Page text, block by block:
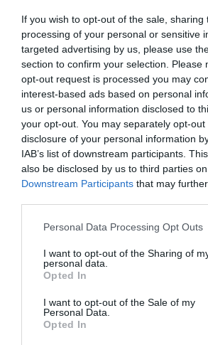
If you wish to opt-out of the sale, sharing
processing of your personal or sensitive
targeted advertising by us, please use
section to confirm your selection. Please
opt-out request is processed you may
interest-based ads based on personal
us or personal information disclosed to
your opt-out. You may separately opt-
disclosure of your personal information
IAB’s list of downstream participants.
also be disclosed by us to third parties
Downstream Participants that may
Please note that this website/app uses
not limited to your visit or usage
grant or deny consent to Google and its
use your data for below specified
consent section.
Personal Data Processing Opt Outs
I want to opt-out of the Sharing of
personal data.
Opted In
I want to opt-out of the Sale of my
Personal Data.
Opted In